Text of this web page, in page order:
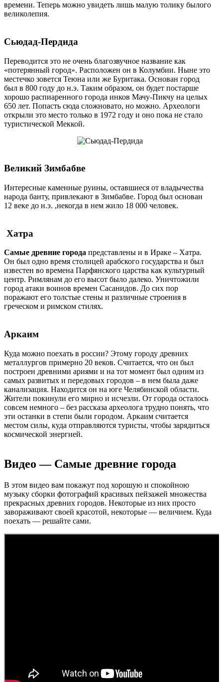
времени. Теперь можно увидеть лишь малую толику былого
великолепия.
Сьюдад-Пердида
Переводится это не очень благозвучное название как
«потерянный город». Расположен он в Колумбии. Ныне это
местечко зовется Теюна или же Буритака. Основан город
был в 800 году до н.э. Таким образом, он будет постарше
хорошо распиаренного города инков Мачу-Пикчу на целых
650 лет. Попасть сюда сложновато, но можно. Археологи
открыли это место только в 1972 году и оно пока не стало
туристической Меккой.
Великий Зимбабве
Интересные каменные руины, оставшиеся от владычества
народа банту, привлекают в Зимбабве. Город был основан
12 веке до н.э. ,некогда в нем жило 18 000 человек.
Хатра
Самые древние города представлены и в Ираке – Хатра.
Он был одно время столицей арабского государства и был
известен во времена Парфянского царства как культурный
центр. Римлянам до его высот было далеко. Уничтожили
город атаки воинов времен Сасанидов. До сих пор
поражают его толстые стены и различные строения в
греческом и римском стилях.
Аркаим
Куда можно поехать в россии? Этому городу древних
металлургов примерно 20 веков. Считается, что он был
построен древними ариями и на тот момент был одним из
самых развитых и передовых городов – в нем была даже
канализация. Находится он на юге Челябинской области.
Жители покинули его мирно и исчезли. От города осталось
совсем немного – без рассказа археолога трудно понять, что
эти останки в степи были городом. Аркаим считается
местом силы, куда отправляются туристы, чтобы зарядиться
космической энергией.
Видео — Самые древние города
В этом видео вам покажут под хорошую и спокойною
музыку сборки фотографий красивых пейзажей множества
прекрасных древних городов. Некоторые из них просто
завораживают своей красотой, некоторые — величием. Куда
поехать — решайте сами.